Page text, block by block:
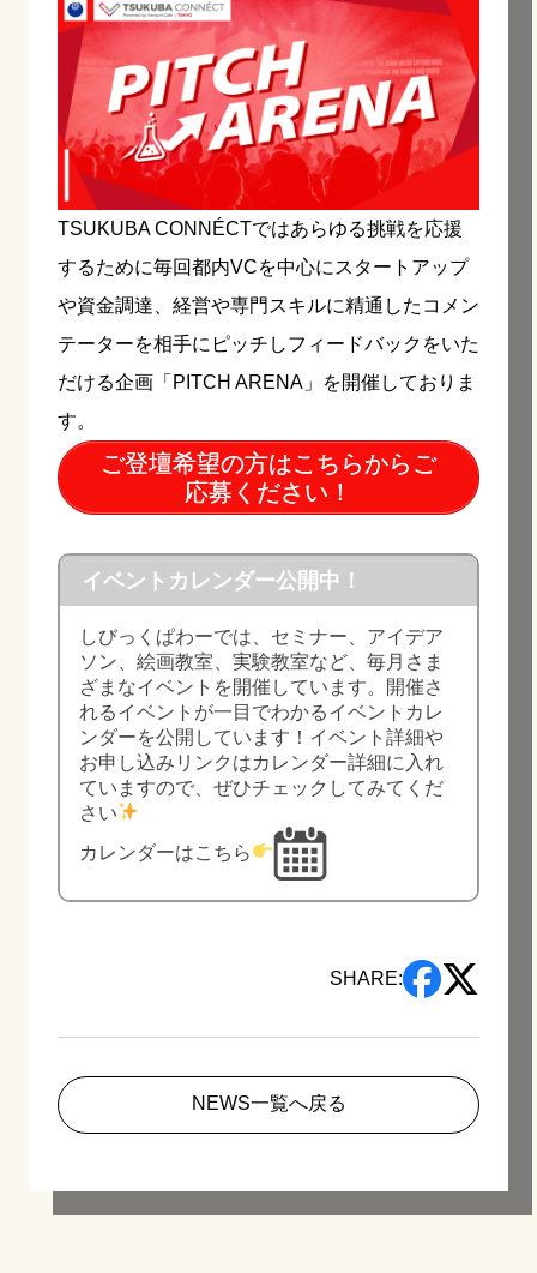
TSUKUBA CONNÉCTではあらゆる挑戦を応援
するために毎回都内VCを中心にスタートアップ
や資金調達、経営や専門スキルに精通したコメン
テーターを相手にピッチしフィードバックをいた
だける企画「PITCH ARENA」を開催しておりま
す。
ご登壇希望の方はこちらからご
応募ください！
イベントカレンダー公開中！
しびっくぱわーでは、セミナー、アイデア
ソン、絵画教室、実験教室など、毎月さま
ざまなイベントを開催しています。開催さ
れるイベントが一目でわかるイベントカレ
ンダーを公開しています！イベント詳細や
お申し込みリンクはカレンダー詳細に入れ
ていますので、ぜひチェックしてみてくだ
さい
カレンダーはこちら
SHARE:
NEWS一覧へ戻る